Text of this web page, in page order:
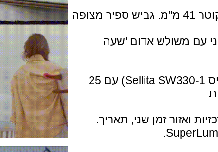
השעון בפלדה עם ציפוי PVD אפור בקוטר 41 מ"מ. גביש ספיר מצופה
עם משולש אדום 'שעה
מנגנון מכני אוטומטי קליבר 798 (בסיס Sellita SW330-1) עם 25
זמן שני, תאריך.